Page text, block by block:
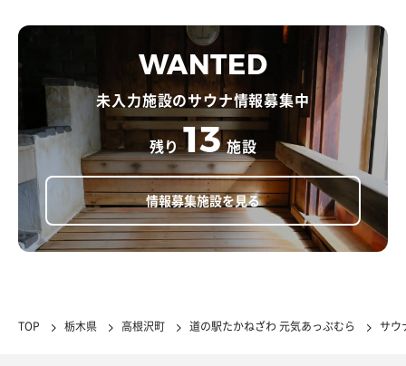
WANTED
未入力施設のサウナ情報募集中
残り 13 施設
情報募集施設を見る
TOP 栃木県 高根沢町 道の駅たかねざわ 元気あっぷむら サウ